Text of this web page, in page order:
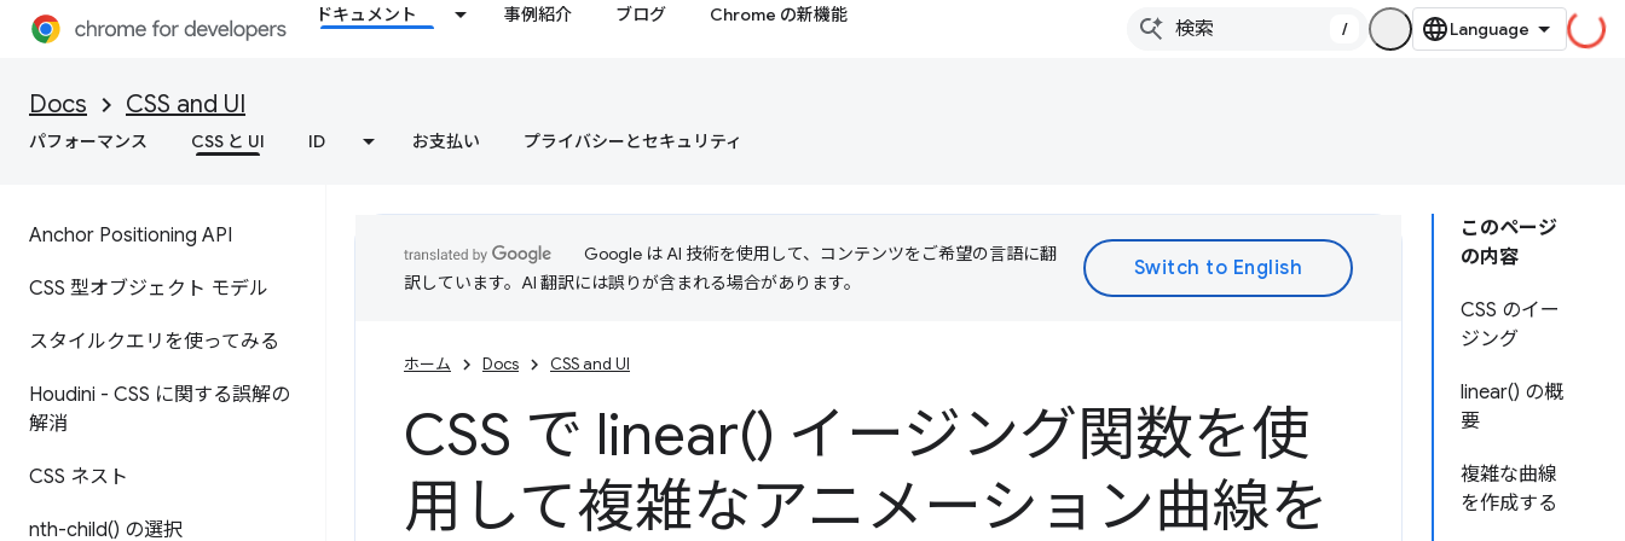
ドキュメント 事例紹介 ブログ Chrome の新機能
/
Docs CSS and UI
パフォーマンス CSS と UI ID お支払い プライバシーとセキュリティ
Anchor Positioning API
CSS 型オブジェクト モデル
スタイルクエリを使ってみる
Houdini - CSS に関する誤解の
解消
CSS ネスト
nth-child() の選択
このページ
の内容
CSS のイー
ジング
linear() の概
要
複雑な曲線
を作成する
Google は AI 技術を使用して、コンテンツをご希望の言語に翻
訳しています。AI 翻訳には誤りが含まれる場合があります。
ホーム Docs CSS and UI
CSS で linear() イージング関数を使
用して複雑なアニメーション曲線を